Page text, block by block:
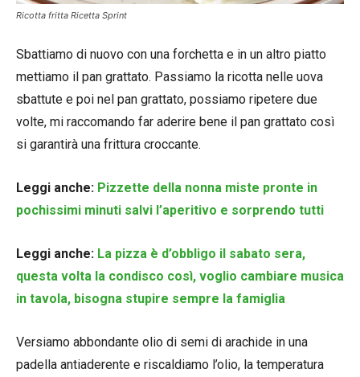
Ricotta fritta Ricetta Sprint
Sbattiamo di nuovo con una forchetta e in un altro piatto
mettiamo il pan grattato. Passiamo la ricotta nelle uova
sbattute e poi nel pan grattato, possiamo ripetere due
volte, mi raccomando far aderire bene il pan grattato così
si garantirà una frittura croccante.
Leggi anche: Pizzette della nonna miste pronte in
pochissimi minuti salvi l’aperitivo e sorprendo tutti
Leggi anche: La pizza è d’obbligo il sabato sera,
questa volta la condisco così, voglio cambiare musica
in tavola, bisogna stupire sempre la famiglia
Versiamo abbondante olio di semi di arachide in una
padella antiaderente e riscaldiamo l’olio, la temperatura